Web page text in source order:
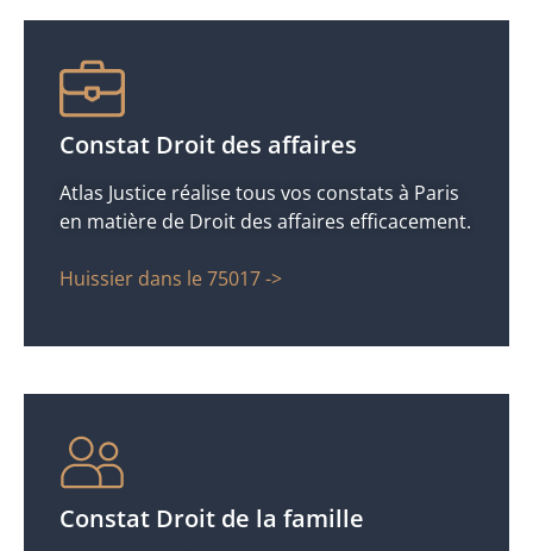
Constat Droit des affaires
Atlas Justice réalise tous vos constats à Paris
en matière de Droit des affaires efficacement.
Huissier dans le 75017 ->
Constat Droit de la famille